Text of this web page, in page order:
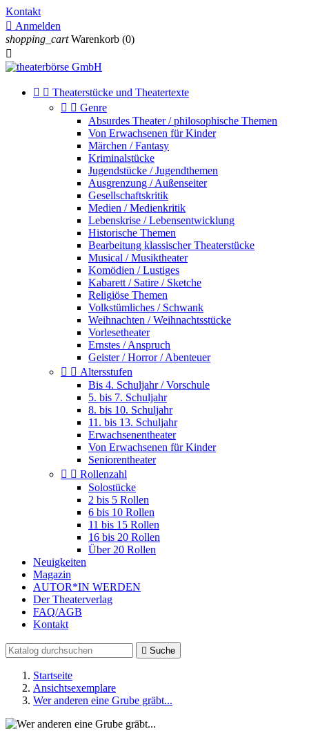
Kontakt
 Anmelden
shopping_cart Warenkorb (0)

  Theaterstücke und Theatertexte
  Genre
Absurdes Theater / philosophische Themen
Von Erwachsenen für Kinder
Märchen / Fantasy
Kriminalstücke
Jugendstücke / Jugendthemen
Ausgrenzung / Außenseiter
Gesellschaftskritik
Medien / Medienkritik
Lebenskrise / Lebensentwicklung
Historische Themen
Bearbeitung klassischer Theaterstücke
Musical / Musiktheater
Komödien / Lustiges
Kabarett / Satire / Sketche
Religiöse Themen
Volkstümliches / Schwank
Weihnachten / Weihnachtsstücke
Vorlesetheater
Ernstes / Anspruch
Geister / Horror / Abenteuer
  Altersstufen
Bis 4. Schuljahr / Vorschule
5. bis 7. Schuljahr
8. bis 10. Schuljahr
11. bis 13. Schuljahr
Erwachsenentheater
Von Erwachsenen für Kinder
Seniorentheater
  Rollenzahl
Solostücke
2 bis 5 Rollen
6 bis 10 Rollen
11 bis 15 Rollen
16 bis 20 Rollen
Über 20 Rollen
Neuigkeiten
Magazin
AUTOR*IN WERDEN
Der Theaterverlag
FAQ/AGB
Kontakt
 Suche
Startseite
Ansichtsexemplare
Wer anderen eine Grube gräbt...